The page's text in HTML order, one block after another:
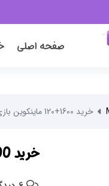
صفحه اصلی
خرید 1600+120 ماینکوین بازی Minec...
خرید 1600+120 ماینکوین بازی Minecraft